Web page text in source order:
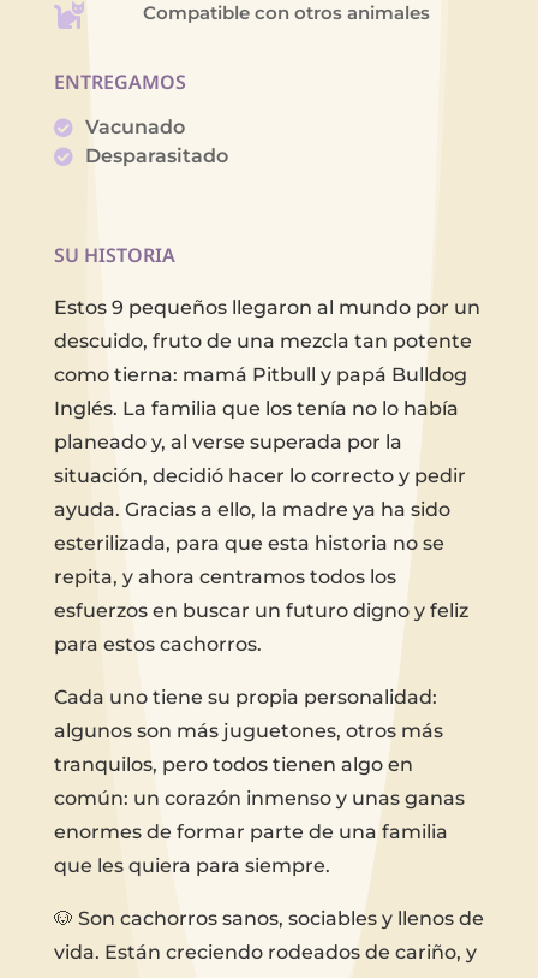
Compatible con otros animales
ENTREGAMOS
Vacunado
Desparasitado
SU HISTORIA
Estos 9 pequeños llegaron al mundo por un
descuido, fruto de una mezcla tan potente
como tierna: mamá Pitbull y papá Bulldog
Inglés. La familia que los tenía no lo había
planeado y, al verse superada por la
situación, decidió hacer lo correcto y pedir
ayuda. Gracias a ello, la madre ya ha sido
esterilizada, para que esta historia no se
repita, y ahora centramos todos los
esfuerzos en buscar un futuro digno y feliz
para estos cachorros.
Cada uno tiene su propia personalidad:
algunos son más juguetones, otros más
tranquilos, pero todos tienen algo en
común: un corazón inmenso y unas ganas
enormes de formar parte de una familia
que les quiera para siempre.
🐶 Son cachorros sanos, sociables y llenos de
vida. Están creciendo rodeados de cariño, y